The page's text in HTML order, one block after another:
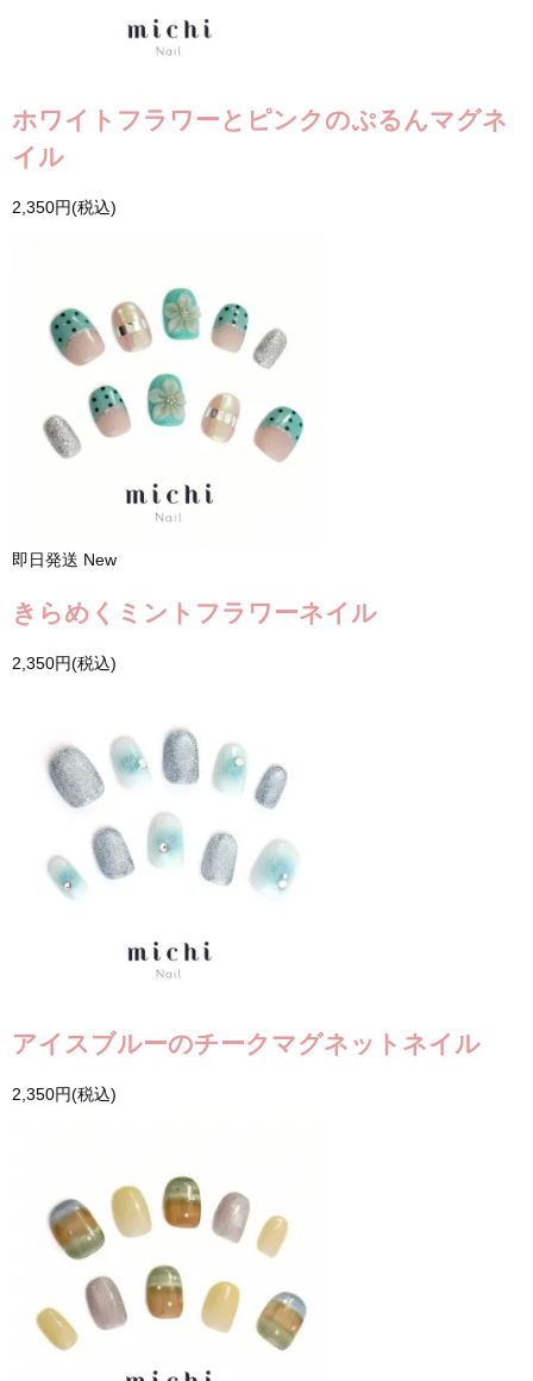
ホワイトフラワーとピンクのぷるんマグネ
イル
2,350円(税込)
即日発送 New
きらめくミントフラワーネイル
2,350円(税込)
アイスブルーのチークマグネットネイル
2,350円(税込)